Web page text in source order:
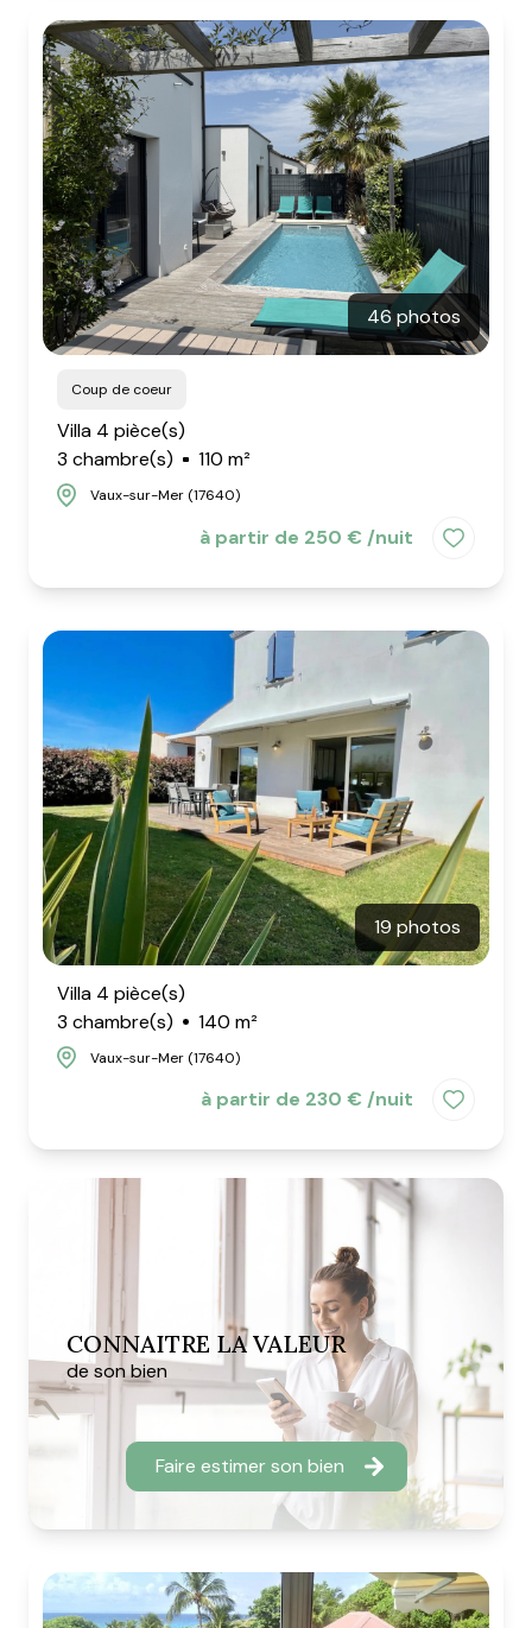
46 photos
Coup de coeur
Villa 4 pièce(s)
3 chambre(s)
110 m²
Vaux-sur-Mer (17640)
à partir de 250 € /nuit
19 photos
Villa 4 pièce(s)
3 chambre(s)
140 m²
Vaux-sur-Mer (17640)
à partir de 230 € /nuit
CONNAITRE LA VALEUR
de son bien
Faire estimer son bien